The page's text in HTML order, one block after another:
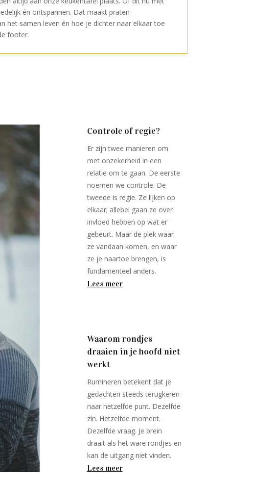
én ontspannen. Dat maakt praten
het samen leven én hoe je dichter naar elkaar toe
footer.
Controle of regie?
Er zijn twee manieren om
met onzekerheid in een
relatie om te gaan. De eerste
noemen we controle. De
tweede is regie. Ze lijken op
elkaar; allebei gaan ze over
invloed hebben op wat er
gebeurt. Maar de plek waar
ze vandaan komen, en waar
ze je naartoe brengen, is
fundamenteel anders.
Lees meer
Waarom rondjes
draaien in je hoofd niet
werkt
Rumineren betekent dat je
gedachten steeds terugkeren
naar hetzelfde punt. Dezelfde
zin. Hetzelfde moment.
Dezelfde vraag. Je brein
draait als het ware rondjes en
kan de uitgang niet vinden.
Lees meer